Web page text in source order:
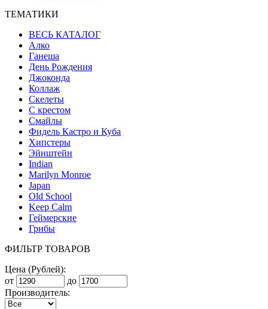
ТЕМАТИКИ
ВЕСЬ КАТАЛОГ
Алко
Ганеша
День Рождения
Джоконда
Коллаж
Скелеты
С крестом
Смайлы
Фидель Кастро и Куба
Хипстеры
Эйнштейн
Indian
Marilyn Monroe
Japan
Old School
Keep Calm
Геймерские
Грибы
ФИЛЬТР ТОВАРОВ
Цена (Рублей):
от
до
Производитель: